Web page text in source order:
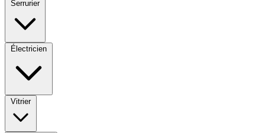
Serrurier
Électricien
Vitrier